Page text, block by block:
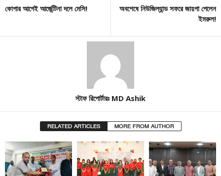
কোপার আগেই আর্জেন্টিনা দলে মেসি!
অবশেষে নিউজিল্যান্ড সফরে জায়গা পেলেন
ইমরুল!
স্টাফ রিপোর্টারঃ MD Ashik
RELATED ARTICLES MORE FROM AUTHOR